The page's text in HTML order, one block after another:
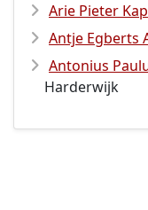
Arie Pieter
Antje Egberts
Antonius
Harderwijk